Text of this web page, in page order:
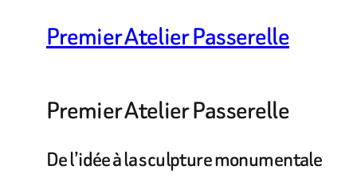
Premier Atelier Passerelle
Premier Atelier Passerelle
De l’idée à la sculpture monumentale